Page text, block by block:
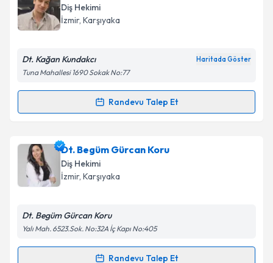
Diş Hekimi
İzmir, Karşıyaka
Dt. Kağan Kundakcı Haritada Göster
Tuna Mahallesi 1690 Sokak No:77
Randevu Talep Et
Randevu Takvimi Talebi
Dt. Kağan Kundakcıiçin randevu takvimi talebi
oluşturun. Size bu uzmandan randevu almanız için bir
takvim hazırlandığında e-posta ile bilgilendireceğiz.
Kişisel verilerimin işlenmesine ilişkin
Dt. Begüm Gürcan Koru
Diş Hekimi
İzmir, Karşıyaka
Dt. Begüm Gürcan Koru
Yalı Mah. 6523.Sok. No:32A İç Kapı No:405
Randevu Talep Et